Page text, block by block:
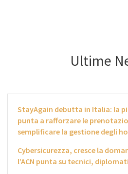
Ultime
StayAgain debutta in Italia: la
punta a rafforzare le
semplificare la gestione degli
Cybersicurezza, cresce la
l’ACN punta su tecnici,